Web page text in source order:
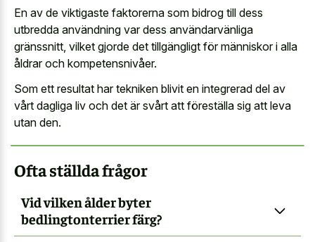
En av de viktigaste faktorerna som bidrog till dess
utbredda användning var dess användarvänliga
gränssnitt, vilket gjorde det tillgängligt för människor i alla
åldrar och kompetensnivåer.
Som ett resultat har tekniken blivit en integrerad del av
vårt dagliga liv och det är svårt att föreställa sig att leva
utan den.
Ofta ställda frågor
Vid vilken ålder byter
bedlingtonterrier färg?